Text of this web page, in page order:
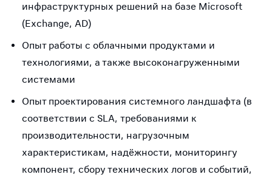
инфраструктурных решений на базе Microsoft
(Exchange, AD)
Опыт работы с облачными продуктами и
технологиями, а также высоконагруженными
системами
Опыт проектирования системного ландшафта (в
соответствии с SLA, требованиями к
производительности, нагрузочным
характеристикам, надёжности, мониторингу
компонент, сбору технических логов и событий,